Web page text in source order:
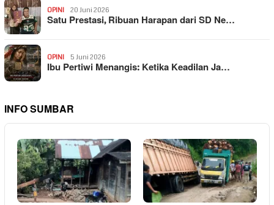
OPINI 20 Juni 2026
Satu Prestasi, Ribuan Harapan dari SD Ne…
OPINI 5 Juni 2026
Ibu Pertiwi Menangis: Ketika Keadilan Ja…
INFO SUMBAR